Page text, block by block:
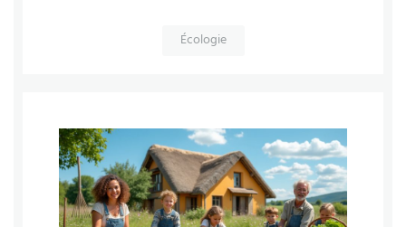
Écologie